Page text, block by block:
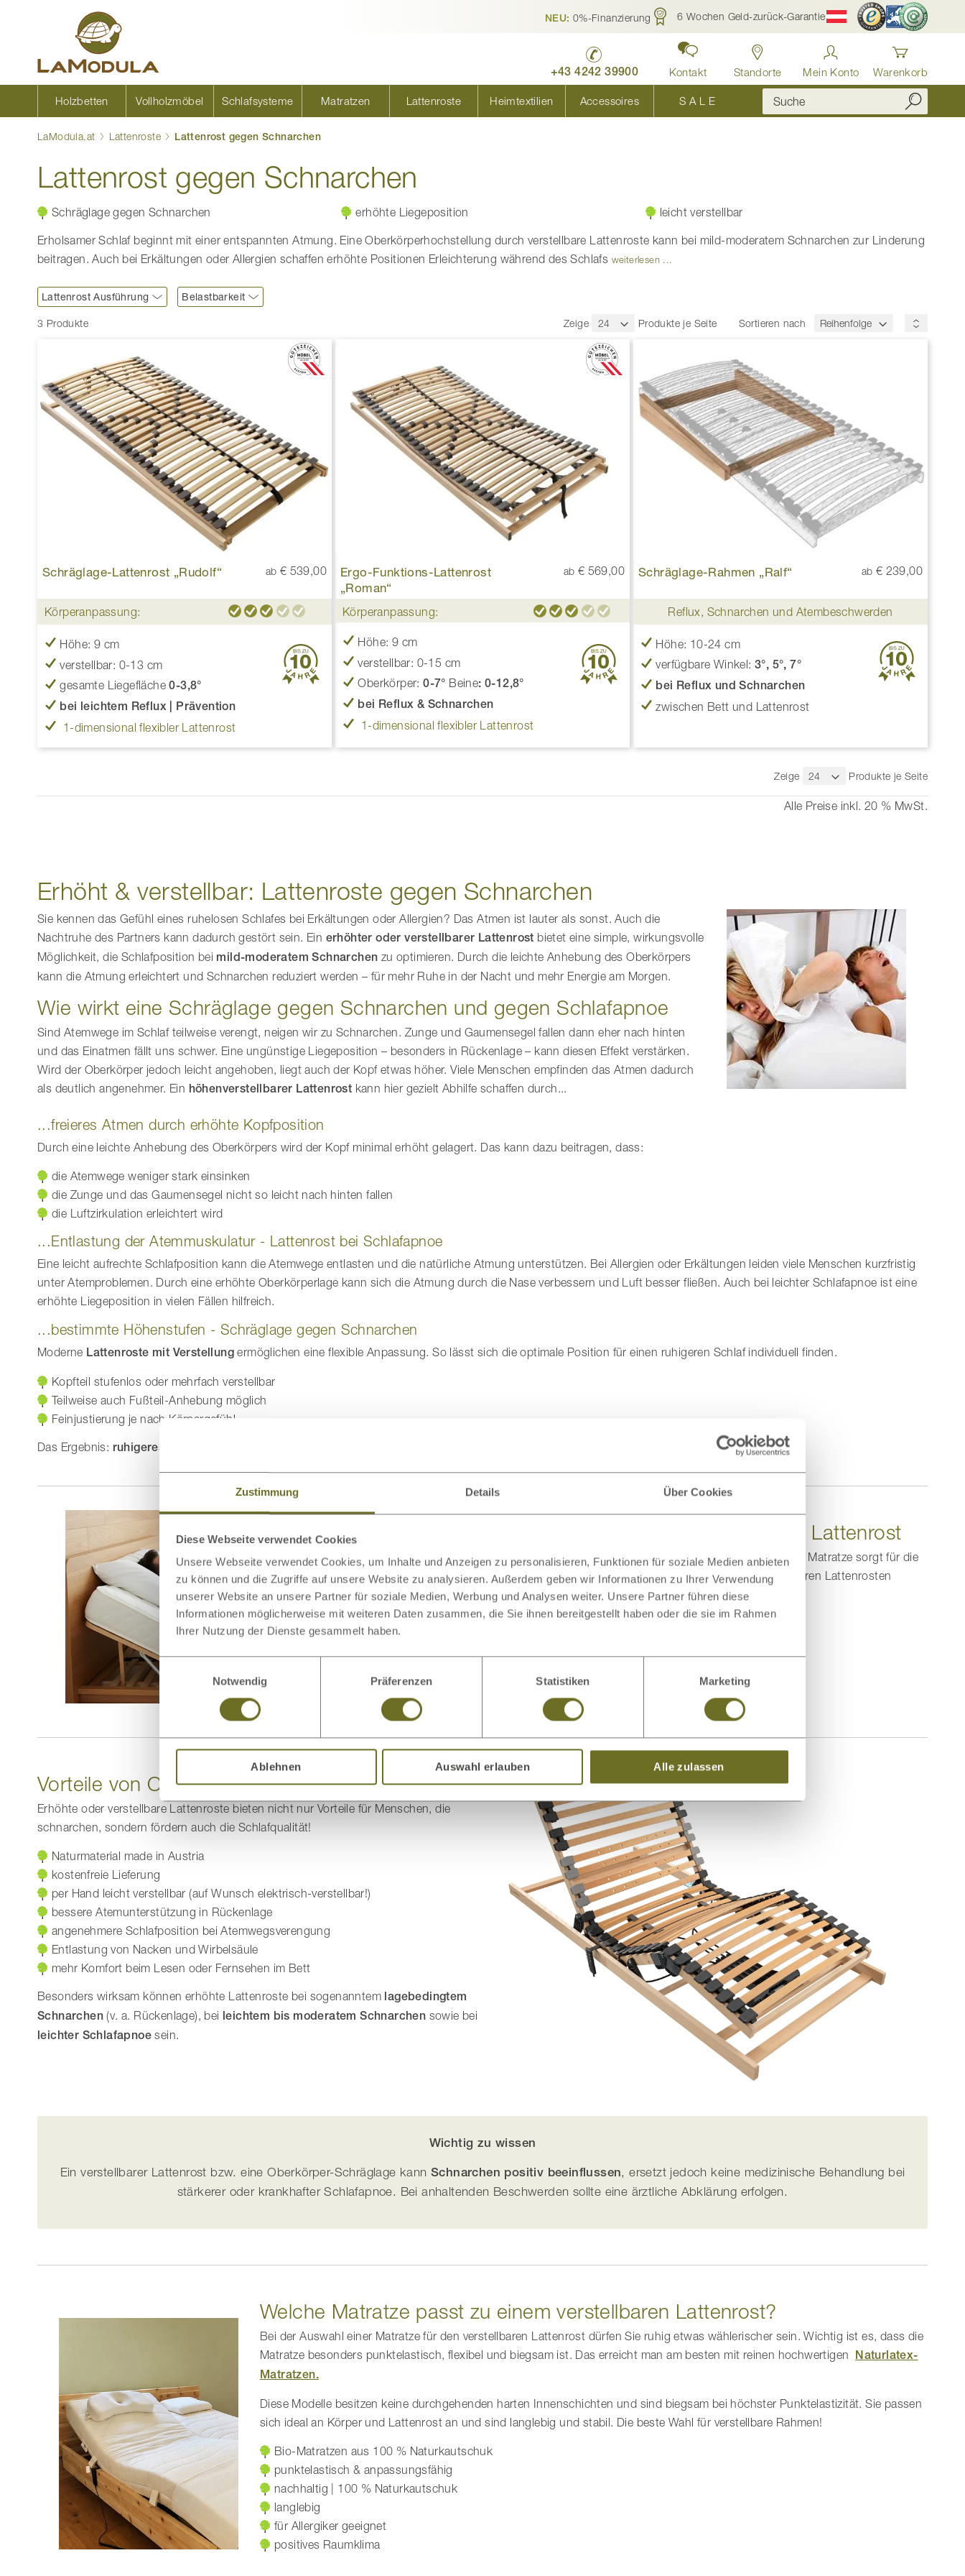
Zustimmung Details Über Cookies
Diese Webseite verwendet Cookies
Unsere Webseite verwendet Cookies, um Inhalte und Anzeigen zu personalisieren, Funktionen für soziale Medien anbieten
zu können und die Zugriffe auf unsere Website zu analysieren. Außerdem geben wir Informationen zu Ihrer Verwendung
unserer Website an unsere Partner für soziale Medien, Werbung und Analysen weiter. Unsere Partner führen diese
Informationen möglicherweise mit weiteren Daten zusammen, die Sie ihnen bereitgestellt haben oder die sie im Rahmen
Ihrer Nutzung der Dienste gesammelt haben.
Einwilligungsauswahl
Notwendig
Präferenzen Statistiken Marketing
Ablehnen Auswahl erlauben Alle zulassen
NEU: 0%-Finanzierung 6 Wochen Geld-zurück-Garantie
Inhalt
+43 4242 39900 Kontakt Standorte Mein Konto Warenkorb
Holzbetten Vollholzmöbel Schlafsysteme Matratzen Lattenroste Heimtextilien Accessoires S A L E
LaModula.at Lattenroste Lattenrost gegen Schnarchen
Lattenrost gegen Schnarchen
Schräglage gegen Schnarchen erhöhte Liegeposition leicht verstellbar
Erholsamer Schlaf beginnt mit einer entspannten Atmung. Eine Oberkörperhochstellung durch verstellbare Lattenroste kann bei mild-moderatem Schnarchen zur Linderung
beitragen. Auch bei Erkältungen oder Allergien schaffen erhöhte Positionen Erleichterung während des Schlafs weiterlesen ...
Lattenrost Ausführung Belastbarkeit
3 Produkte Zeige Produkte je Seite Sortieren nach
Schräglage-Lattenrost „Rudolf“ ab € 539,00
Körperanpassung:
Höhe: 9 cm
verstellbar: 0-13 cm
gesamte Liegefläche0-3,8°
bei leichtem Reflux | Prävention
1-dimensional flexibler Lattenrost
Ergo-Funktions-Lattenrost
„Roman“
ab € 569,00
Körperanpassung:
Höhe: 9 cm
verstellbar: 0-15 cm
Oberkörper:0-7° Beine: 0-12,8°
bei Reflux & Schnarchen
1-dimensional flexibler Lattenrost
Schräglage-Rahmen „Ralf“ ab € 239,00
Reflux, Schnarchen und Atembeschwerden
Höhe: 10-24 cm
verfügbare Winkel:3°, 5°, 7°
bei Reflux und Schnarchen
zwischen Bett und Lattenrost
Zeige Produkte je Seite
Alle Preise inkl. 20 % MwSt.
Erhöht & verstellbar: Lattenroste gegen Schnarchen
Sie kennen das Gefühl eines ruhelosen Schlafes bei Erkältungen oder Allergien? Das Atmen ist lauter als sonst. Auch die
Nachtruhe des Partners kann dadurch gestört sein. Ein erhöhter oder verstellbarer Lattenrost bietet eine simple, wirkungsvolle
Möglichkeit, die Schlafposition bei mild-moderatem Schnarchen zu optimieren. Durch die leichte Anhebung des Oberkörpers
kann die Atmung erleichtert und Schnarchen reduziert werden – für mehr Ruhe in der Nacht und mehr Energie am Morgen.
Wie wirkt eine Schräglage gegen Schnarchen und gegen Schlafapnoe
Sind Atemwege im Schlaf teilweise verengt, neigen wir zu Schnarchen. Zunge und Gaumensegel fallen dann eher nach hinten
und das Einatmen fällt uns schwer. Eine ungünstige Liegeposition – besonders in Rückenlage – kann diesen Effekt verstärken.
Wird der Oberkörper jedoch leicht angehoben, liegt auch der Kopf etwas höher. Viele Menschen empfinden das Atmen dadurch
als deutlich angenehmer. Ein höhenverstellbarer Lattenrost kann hier gezielt Abhilfe schaffen durch...
...freieres Atmen durch erhöhte Kopfposition
Durch eine leichte Anhebung des Oberkörpers wird der Kopf minimal erhöht gelagert. Das kann dazu beitragen, dass:
die Atemwege weniger stark einsinken
die Zunge und das Gaumensegel nicht so leicht nach hinten fallen
die Luftzirkulation erleichtert wird
...Entlastung der Atemmuskulatur - Lattenrost bei Schlafapnoe
Eine leicht aufrechte Schlafposition kann die Atemwege entlasten und die natürliche Atmung unterstützen. Bei Allergien oder Erkältungen leiden viele Menschen kurzfristig
unter Atemproblemen. Durch eine erhöhte Oberkörperlage kann sich die Atmung durch die Nase verbessern und Luft besser fließen. Auch bei leichter Schlafapnoe ist eine
erhöhte Liegeposition in vielen Fällen hilfreich.
...bestimmte Höhenstufen - Schräglage gegen Schnarchen
Moderne Lattenroste mit Verstellung ermöglichen eine flexible Anpassung. So lässt sich die optimale Position für einen ruhigeren Schlaf individuell finden.
Kopfteil stufenlos oder mehrfach verstellbar
Teilweise auch Fußteil-Anhebung möglich
Feinjustierung je nach Körpergefühl
Das Ergebnis: ruhigeres Atmen und generell weniger Schnarchgeräusche
Die Kombination: ergonomische Matratze & erhöhter Lattenrost
In Kombination mit einer passenden Matratze entsteht ein ganzheitliches Schlafsystem. Die Matratze sorgt für die
ideale Druckverteilung, der Lattenrost für die richtige Positionierung. Systeme mit verstellbaren Lattenrosten
können:
die Schlafqualität verbessern
nächtliche Unruhe reduzieren
das subjektive Schnarchen positiv beeinflussen
Vorteile von Oberkörperhochstellung-Lattenrost
Erhöhte oder verstellbare Lattenroste bieten nicht nur Vorteile für Menschen, die
schnarchen, sondern fördern auch die Schlafqualität!
Naturmaterial made in Austria
kostenfreie Lieferung
per Hand leicht verstellbar (auf Wunsch elektrisch-verstellbar!)
bessere Atemunterstützung in Rückenlage
angenehmere Schlafposition bei Atemwegsverengung
Entlastung von Nacken und Wirbelsäule
mehr Komfort beim Lesen oder Fernsehen im Bett
Besonders wirksam können erhöhte Lattenroste bei sogenanntem lagebedingtem
Schnarchen (v. a. Rückenlage), bei leichtem bis moderatem Schnarchen sowie bei
leichter Schlafapnoe sein.
Wichtig zu wissen
Ein verstellbarer Lattenrost bzw. eine Oberkörper-Schräglage kann Schnarchen positiv beeinflussen, ersetzt jedoch keine medizinische Behandlung bei
stärkerer oder krankhafter Schlafapnoe. Bei anhaltenden Beschwerden sollte eine ärztliche Abklärung erfolgen.
Welche Matratze passt zu einem verstellbaren Lattenrost?
Bei der Auswahl einer Matratze für den verstellbaren Lattenrost dürfen Sie ruhig etwas wählerischer sein. Wichtig ist es, dass die
Matratze besonders punktelastisch, flexibel und biegsam ist. Das erreicht man am besten mit reinen hochwertigen
Naturlatex-
Matratzen.
Diese Modelle besitzen keine durchgehenden harten Innenschichten und sind biegsam bei höchster Punktelastizität. Sie passen
sich ideal an Körper und Lattenrost an und sind langlebig und stabil. Die beste Wahl für verstellbare Rahmen!
Bio-Matratzen aus 100 % Naturkautschuk
punktelastisch & anpassungsfähig
nachhaltig | 100 % Naturkautschuk
langlebig
für Allergiker geeignet
positives Raumklima